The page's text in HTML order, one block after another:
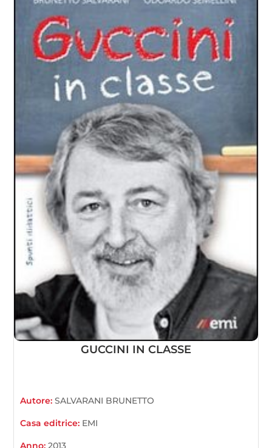
GUCCINI IN CLASSE
Autore:SALVARANI BRUNETTO
Casa editrice: EMI
Anno:2013